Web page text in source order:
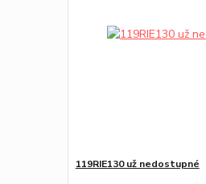
119RIE130 už nedostupné